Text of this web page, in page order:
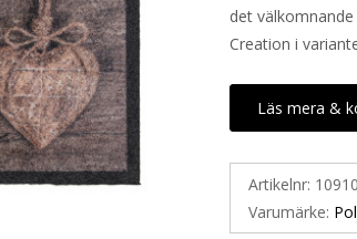
det
Creation i
Läs mera &
Artikelnr:
Varumärke: